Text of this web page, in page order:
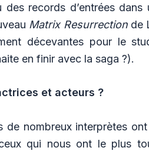
records d’entrées
Matrix Resurrection de
décevantes pour le
en finir avec la saga ?).
et acteurs ?
de nombreux interprètes
qui nous ont le plus